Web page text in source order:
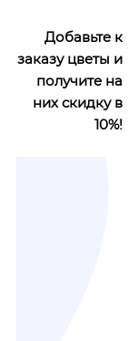
Добавьте к
заказу цветы и
получите на
них скидку в
10%!